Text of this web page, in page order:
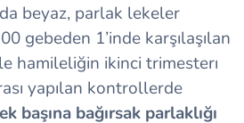
beyaz, parlak lekeler
gebeden 1’inde karşılaşılan
hamileliğin ikinci trimesterı
yapılan kontrollerde
başına bağırsak parlaklığı